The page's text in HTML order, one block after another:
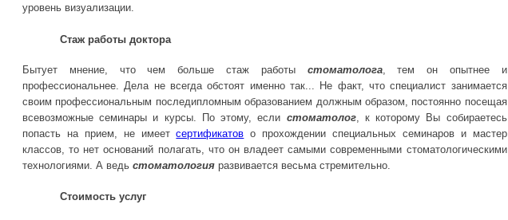
уровень визуализации.
Стаж работы доктора
Бытует мнение, что чем больше стаж работы стоматолога, тем он опытнее и
профессиональнее. Дела не всегда обстоят именно так... Не факт, что специалист занимается
своим профессиональным последипломным образованием должным образом, постоянно посещая
всевозможные семинары и курсы. По этому, если стоматолог, к которому Вы собираетесь
попасть на прием, не имеетсертификатов о прохождении специальных семинаров и мастер
классов, то нет оснований полагать, что он владеет самыми современными стоматологическими
технологиями. А ведь стоматология развивается весьма стремительно.
Стоимость услуг